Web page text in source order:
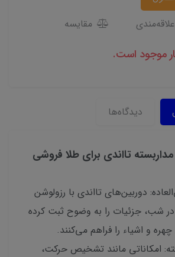
مقایسه
دیدگاه‌ها
تااندی برای طلا فروشی
دوربین‌های تااندی با رزولوشن
در شب، جزئیات را به وضوح ثبت کرده
و اشیاء را فراهم می‌کنند.
امکاناتی مانند تشخیص حرکت،